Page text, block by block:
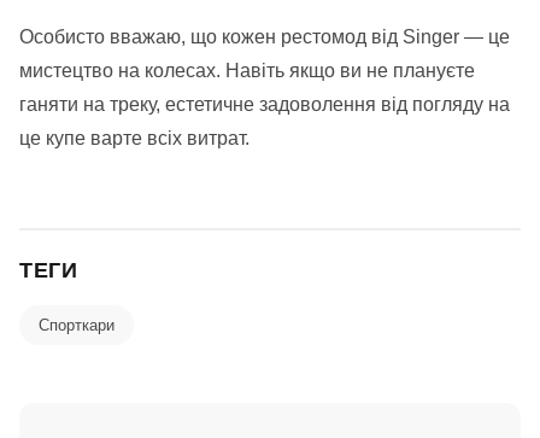
Особисто вважаю, що кожен рестомод від Singer — це
мистецтво на колесах. Навіть якщо ви не плануєте
ганяти на треку, естетичне задоволення від погляду на
це купе варте всіх витрат.
ТЕГИ
Спорткари